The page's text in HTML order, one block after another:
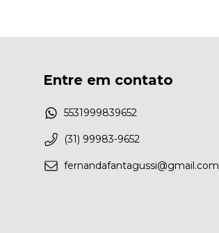
Entre em contato
5531999839652
(31) 99983-9652
fernandafantagussi@gmail.com